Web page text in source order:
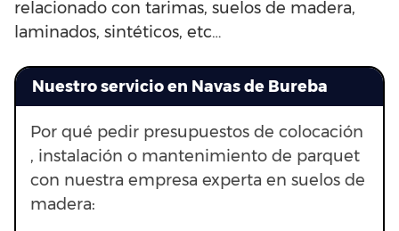
relacionado con tarimas, suelos de madera,
laminados, sintéticos, etc…
Nuestro servicio en Navas de Bureba
Por qué pedir presupuestos de colocación
, instalación o mantenimiento de parquet
con nuestra empresa experta en suelos de
madera: